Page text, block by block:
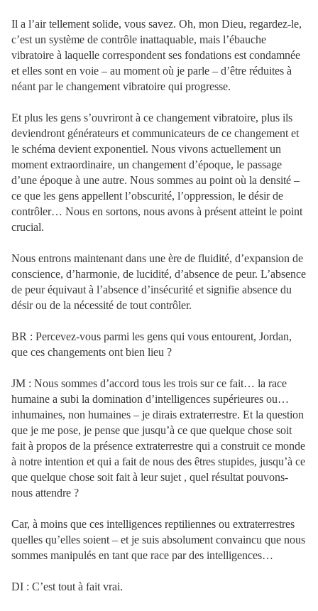
Il a l’air tellement solide, vous savez. Oh, mon Dieu, regardez-le,
c’est un système de contrôle inattaquable, mais l’ébauche
vibratoire à laquelle correspondent ses fondations est condamnée
et elles sont en voie – au moment où je parle – d’être réduites à
néant par le changement vibratoire qui progresse.
Et plus les gens s’ouvriront à ce changement vibratoire, plus ils
deviendront générateurs et communicateurs de ce changement et
le schéma devient exponentiel. Nous vivons actuellement un
moment extraordinaire, un changement d’époque, le passage
d’une époque à une autre. Nous sommes au point où la densité –
ce que les gens appellent l’obscurité, l’oppression, le désir de
contrôler… Nous en sortons, nous avons à présent atteint le point
crucial.
Nous entrons maintenant dans une ère de fluidité, d’expansion de
conscience, d’harmonie, de lucidité, d’absence de peur. L’absence
de peur équivaut à l’absence d’insécurité et signifie absence du
désir ou de la nécessité de tout contrôler.
BR : Percevez-vous parmi les gens qui vous entourent, Jordan,
que ces changements ont bien lieu ?
JM : Nous sommes d’accord tous les trois sur ce fait… la race
humaine a subi la domination d’intelligences supérieures ou…
inhumaines, non humaines – je dirais extraterrestre. Et la question
que je me pose, je pense que jusqu’à ce que quelque chose soit
fait à propos de la présence extraterrestre qui a construit ce monde
à notre intention et qui a fait de nous des êtres stupides, jusqu’à ce
que quelque chose soit fait à leur sujet , quel résultat pouvons-
nous attendre ?
Car, à moins que ces intelligences reptiliennes ou extraterrestres
quelles qu’elles soient – et je suis absolument convaincu que nous
sommes manipulés en tant que race par des intelligences…
DI : C’est tout à fait vrai.